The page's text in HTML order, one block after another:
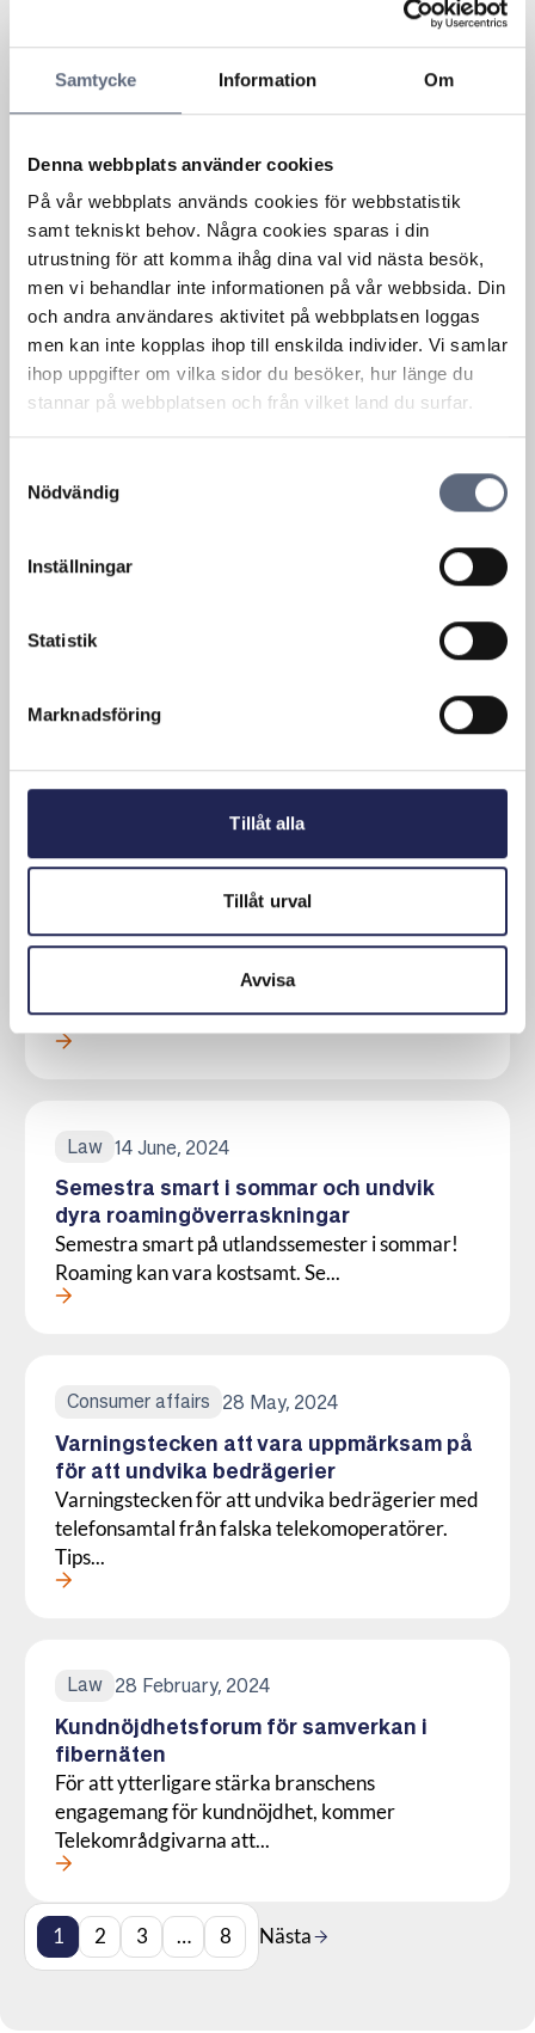
Samtycke Information Om
Denna webbplats använder cookies
På vår webbplats används cookies för webbstatistik
samt tekniskt behov. Några cookies sparas i din
utrustning för att komma ihåg dina val vid nästa besök,
men vi behandlar inte informationen på vår webbsida. Din
och andra användares aktivitet på webbplatsen loggas
men kan inte kopplas ihop till enskilda individer. Vi samlar
ihop uppgifter om vilka sidor du besöker, hur länge du
stannar på webbplatsen och från vilket land du surfar.
Nödvändig
Inställningar
Statistik
Marknadsföring
Tillåt alla
Tillåt urval
Avvisa
28 November, 2024
Jultomten vill ge klappar till barnen, inte
bedragarna!
bedrägeriförsök, ofta via bluffsms och...
Läs mer om denna Press
Law 10 September, 2024
Telekområdgivarnas vanligaste klagomål
– hur kan konsumenter undvika dem?
Under första halvåret 2024 var 75 procent av
Ny branschöverenskommelse om etisk
En ny Branschöverenskommelse om etisk
mobiloperatörer...
Telecommunication, mobile telephony
19 June, 2024
Telekområdgivarna föreslår ändring av
e-handelslagen
handelslagen angående informationskravet på
att ange...
Läs mer om denna Press
Law 14 June, 2024
Semestra smart i sommar och undvik
dyra roamingöverraskningar
Semestra smart på utlandssemester i sommar!
Roaming kan vara kostsamt. Se...
Läs mer om denna Press
Consumer affairs 28 May, 2024
Varningstecken att vara uppmärksam på
för att undvika bedrägerier
Varningstecken för att undvika bedrägerier med
telefonsamtal från falska telekomoperatörer.
Tips...
Läs mer om denna Press
Law 28 February, 2024
Kundnöjdhetsforum för samverkan i
fibernäten
För att ytterligare stärka branschens
engagemang för kundnöjdhet, kommer
Telekområdgivarna att...
Läs mer om denna Press
1 2 3 … 8 Nästa